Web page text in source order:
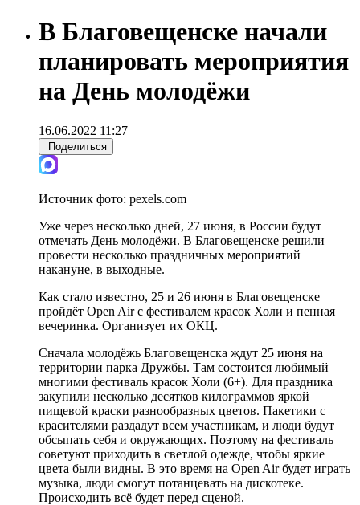
В Благовещенске начали
планировать мероприятия
на День молодёжи
16.06.2022 11:27
Поделиться
Источник фото: pexels.com
Уже через несколько дней, 27 июня, в России будут
отмечать День молодёжи. В Благовещенске решили
провести несколько праздничных мероприятий
накануне, в выходные.
Как стало известно, 25 и 26 июня в Благовещенске
пройдёт Open Air с фестивалем красок Холи и пенная
вечеринка. Организует их ОКЦ.
Сначала молодёжь Благовещенска ждут 25 июня на
территории парка Дружбы. Там состоится любимый
многими фестиваль красок Холи (6+). Для праздника
закупили несколько десятков килограммов яркой
пищевой краски разнообразных цветов. Пакетики с
красителями раздадут всем участникам, и люди будут
обсыпать себя и окружающих. Поэтому на фестиваль
советуют приходить в светлой одежде, чтобы яркие
цвета были видны. В это время на Open Air будет играть
музыка, люди смогут потанцевать на дискотеке.
Происходить всё будет перед сценой.